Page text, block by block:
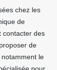
chez les
de
contacter des
de
le
pour